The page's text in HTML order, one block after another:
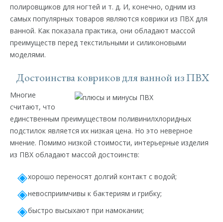
полировщиков для ногтей и т. д. И, конечно, одним из
самых популярных товаров являются коврики из ПВХ для
ванной. Как показала практика, они обладают массой
преимуществ перед текстильными и силиконовыми
моделями.
Достоинства ковриков для ванной из ПВХ
Многие
считают, что
единственным преимуществом поливинилхлоридных
подстилок является их низкая цена. Но это неверное
мнение. Помимо низкой стоимости, интерьерные изделия
из ПВХ обладают массой достоинств:
хорошо переносят долгий контакт с водой;
невосприимчивы к бактериям и грибку;
быстро высыхают при намокании;